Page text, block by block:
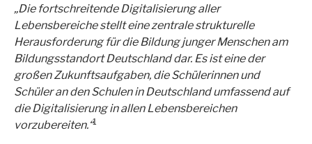
„Die fortschreitende Digitalisierung aller
Lebensbereiche stellt eine zentrale strukturelle
Herausforderung für die Bildung junger Menschen am
Bildungsstandort Deutschland dar. Es ist eine der
großen Zukunftsaufgaben, die Schülerinnen und
Schüler an den Schulen in Deutschland umfassend auf
die Digitalisierung in allen Lebensbereichen
vorzubereiten.“1